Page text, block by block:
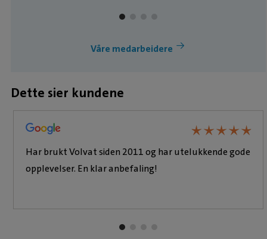
Våre medarbeidere
Dette sier kundene
★★★★★
★★★★★
Har brukt Volvat siden 2011 og har utelukkende gode
opplevelser. En klar anbefaling!